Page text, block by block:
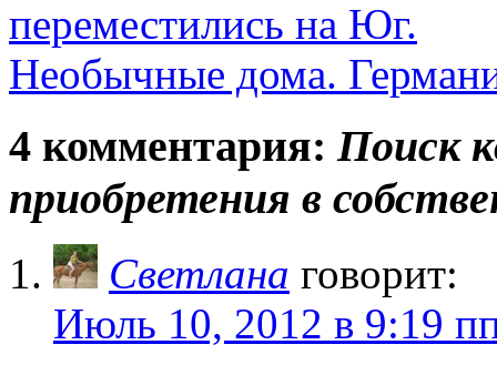
переместились на Юг.
Необычные дома.
4 комментария: Поиск
приобретения в
Светлана говорит:
Июль 10, 2012 в 9:19